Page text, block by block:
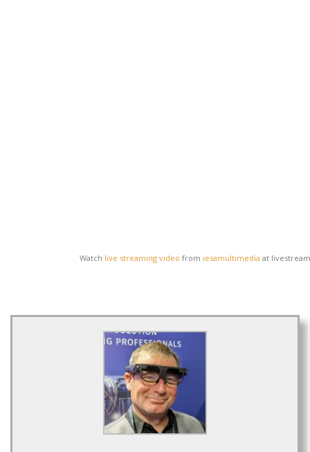
Watch live streaming video from iesamultimedia at